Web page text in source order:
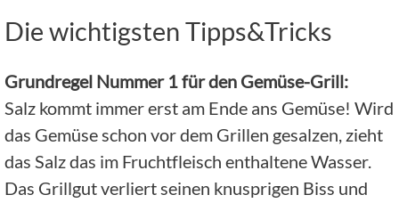
Die wichtigsten Tipps&Tricks
Grundregel Nummer 1 für den Gemüse-Grill:
Salz kommt immer erst am Ende ans Gemüse! Wird
das Gemüse schon vor dem Grillen gesalzen, zieht
das Salz das im Fruchtfleisch enthaltene Wasser.
Das Grillgut verliert seinen knusprigen Biss und